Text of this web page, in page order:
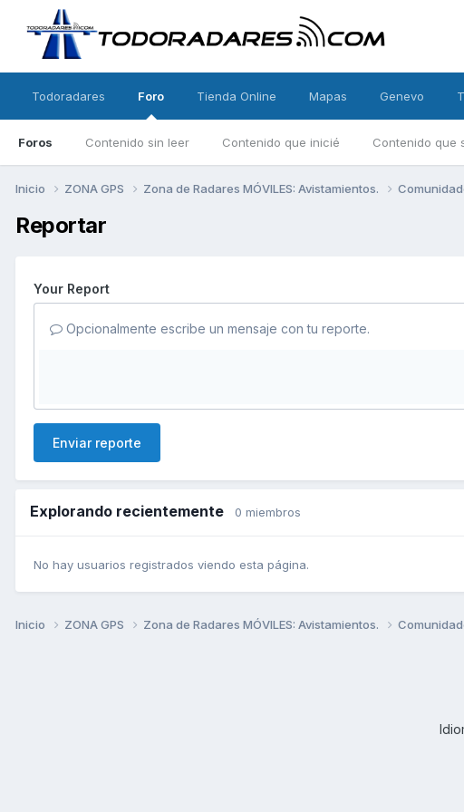
Todoradares Foro
Foros Contenido sin leer Contenido que inicié Contenido que
Tienda Online Mapas Genevo
Inicio ZONA GPS Zona de Radares MÓVILES: Avistamientos.
Reportar
Your Report
Opcionalmente escribe un mensaje con tu reporte.
Enviar reporte
Explorando recientemente 0 miembros
No hay usuarios registrados viendo esta página.
Inicio ZONA GPS Zona de Radares MÓVILES: Avistamientos.